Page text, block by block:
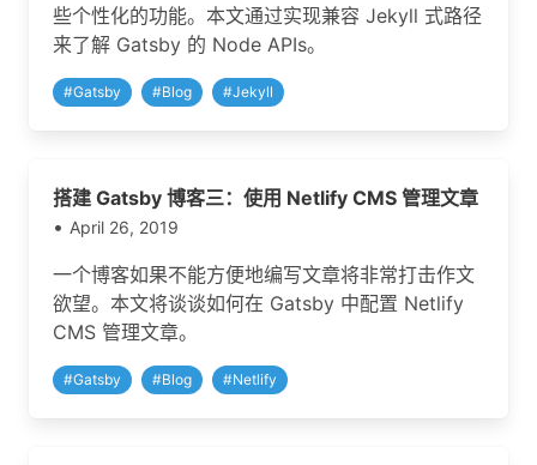
些个性化的功能。本文通过实现兼容 Jekyll 式路径
来了解 Gatsby 的 Node APIs。
#Gatsby #Blog #Jekyll
搭建 Gatsby 博客三：使用 Netlify CMS 管理文章
• April 26, 2019
一个博客如果不能方便地编写文章将非常打击作文
欲望。本文将谈谈如何在 Gatsby 中配置 Netlify
CMS 管理文章。
#Gatsby #Blog #Netlify